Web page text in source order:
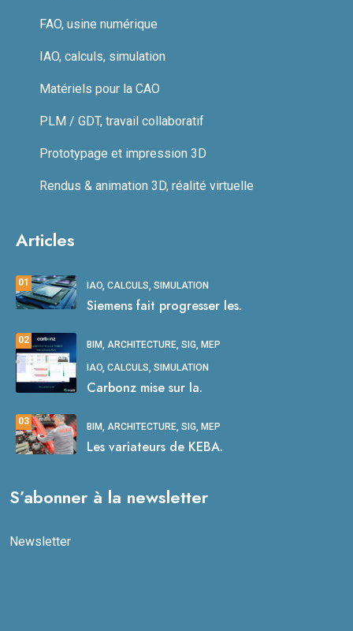
FAO, usine numérique
IAO, calculs, simulation
Matériels pour la CAO
PLM / GDT, travail collaboratif
Prototypage et impression 3D
Rendus & animation 3D, réalité virtuelle
Articles
01 IAO, CALCULS, SIMULATION
Siemens fait progresser les.
02 BIM, ARCHITECTURE, SIG, MEP
IAO, CALCULS, SIMULATION
Carbonz mise sur la.
03 BIM, ARCHITECTURE, SIG, MEP
Les variateurs de KEBA.
S’abonner à la newsletter
Newsletter